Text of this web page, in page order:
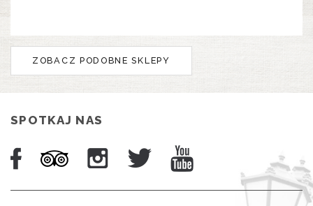
ZOBACZ PODOBNE SKLEPY
SPOTKAJ NAS